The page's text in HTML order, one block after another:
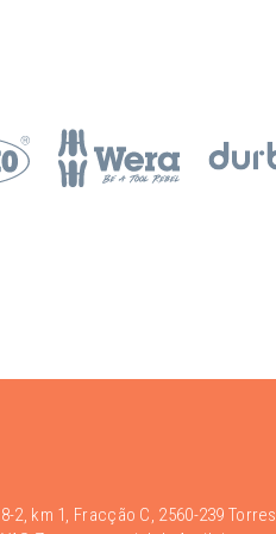
2, km 1, Fracção C, 2560-239 Torres